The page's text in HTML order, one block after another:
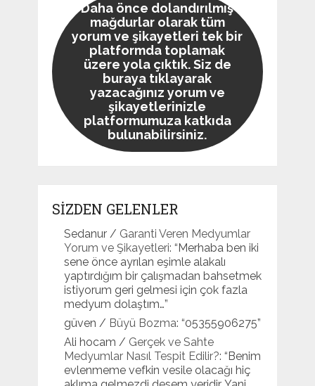
Daha önce dolandırılmış
mağdurlar olarak tüm
yorum ve şikayetleri tek bir
platformda toplamak
üzere yola çıktık. Siz de
buraya tıklayarak
yazacağınız yorum ve
şikayetlerinizle
platformumuza katkıda
bulunabilirsiniz.
SİZDEN GELENLER
Sedanur/ Garanti Veren Medyumlar
Yorum ve Şikayetleri: “ Merhaba ben iki
sene önce ayrılan eşimle alakalı
yaptırdığım bir çalışmadan bahsetmek
istiyorum geri gelmesi için çok fazla
medyum dolaştım…”
güven / Büyü Bozma: “05355906275”
Ali hocam / Gerçek ve Sahte
Medyumlar Nasıl Tespit Edilir?: “ Benim
evlenmeme vefkin vesile olacağı hiç